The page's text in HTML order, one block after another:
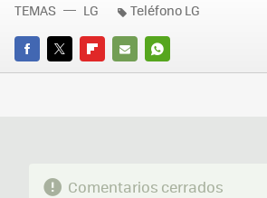
FACEBOOK
TWITTERFLIPBOARD
E-
WHATSAPP
TEMAS LG Teléfono LG
Comentarios cerrados